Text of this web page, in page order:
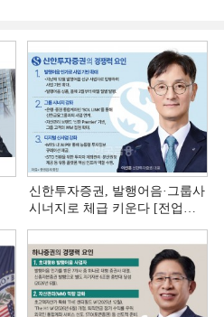
신한투자증권, 발행어음·그룹사
시너지로 체급 키운다 [전업계